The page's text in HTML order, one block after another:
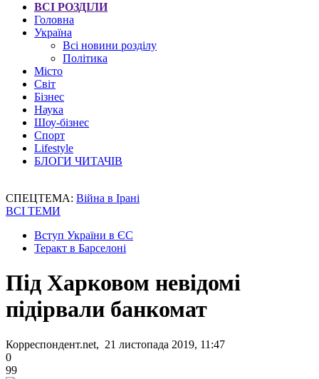
ВСІ РОЗДІЛИ
Головна
Україна
Всі новини розділу
Політика
Місто
Світ
Бізнес
Наука
Шоу-бізнес
Спорт
Lifestyle
БЛОГИ ЧИТАЧІВ
СПЕЦТЕМА: Війна в Ірані
ВСІ ТЕМИ
Вступ України в ЄС
Теракт в Барселоні
Під Харковом невідомі
підірвали банкомат
Корреспондент.net, 21 листопада 2019, 11:47
0
99